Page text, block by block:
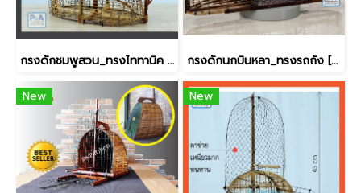
กรงดักชมพูสวน_ทรงไททานิค [งานฝีมือ] กรงดักนกบินหลา_ทรงรถถัง [ชนิดดัก2ทาง]
New New